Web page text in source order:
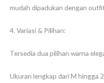
mudah dipadukan dengan
4. Variasi & Pilihan:
Tersedia dua pilihan warna
Ukuran lengkap dari M hingga